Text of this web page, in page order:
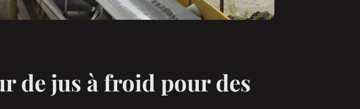
de jus à froid pour des